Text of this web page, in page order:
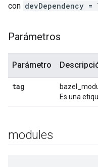
con devDependency =
Parámetros
Parámetro
tag
Es una
modules